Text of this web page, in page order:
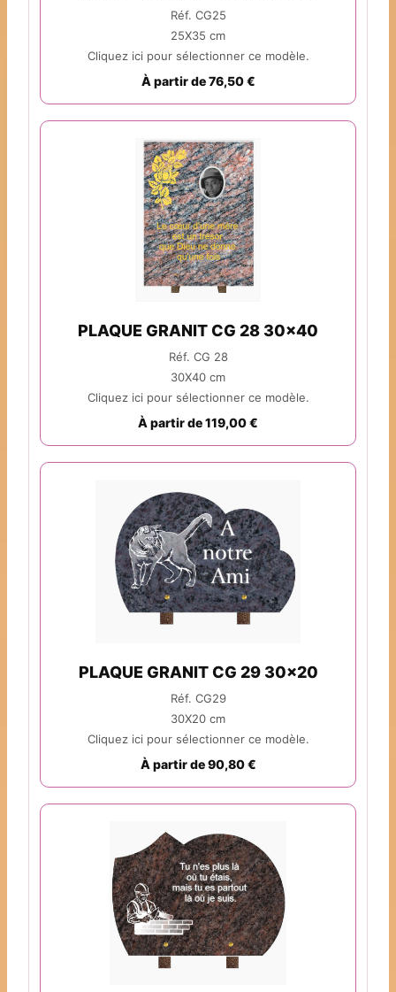
Réf. CG25
25X35 cm
Cliquez ici pour sélectionner ce modèle.
À partir de 76,50 €
PLAQUE GRANIT CG 28 30x40
Réf. CG 28
30X40 cm
Cliquez ici pour sélectionner ce modèle.
À partir de 119,00 €
PLAQUE GRANIT CG 29 30x20
Réf. CG29
30X20 cm
Cliquez ici pour sélectionner ce modèle.
À partir de 90,80 €